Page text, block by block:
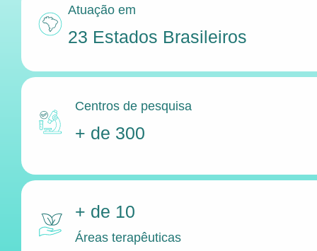
Atuação em
23 Estados Brasileiros
Centros de pesquisa
+ de 300
+ de 10
Áreas terapêuticas